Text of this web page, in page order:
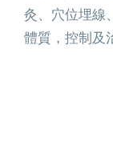
灸、穴位埋線
體質，控制及